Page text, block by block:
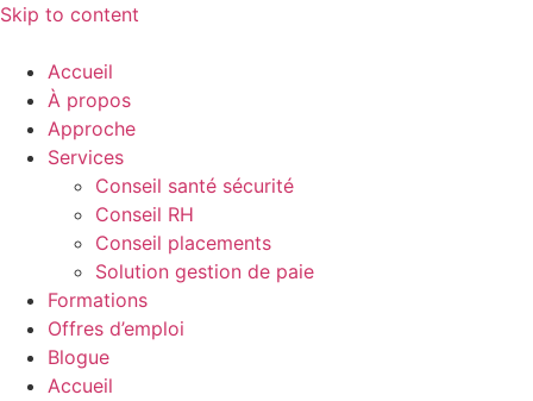
Skip to content
Accueil
À propos
Approche
Services
Conseil santé sécurité
Conseil RH
Conseil placements
Solution gestion de paie
Formations
Offres d’emploi
Blogue
Accueil